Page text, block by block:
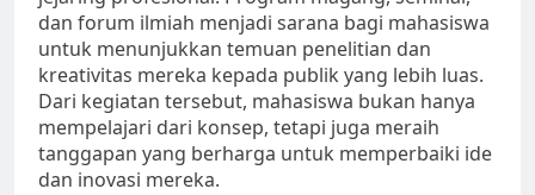
dan forum ilmiah menjadi sarana bagi mahasiswa
untuk menunjukkan temuan penelitian dan
kreativitas mereka kepada publik yang lebih luas.
Dari kegiatan tersebut, mahasiswa bukan hanya
mempelajari dari konsep, tetapi juga meraih
tanggapan yang berharga untuk memperbaiki ide
dan inovasi mereka.